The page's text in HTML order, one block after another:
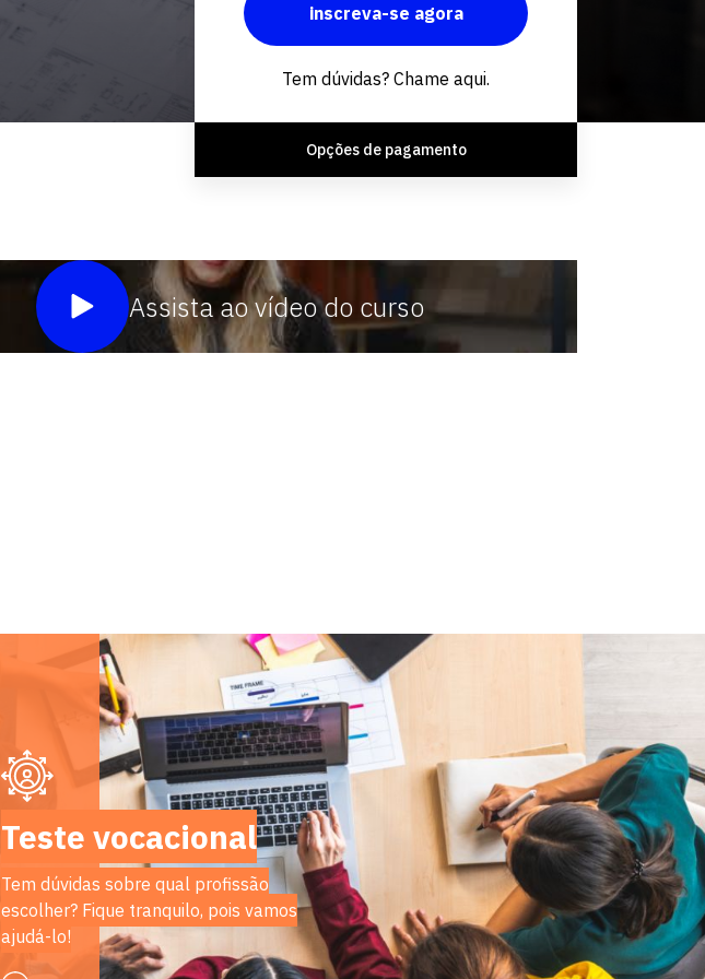
Fale conosco
inscreva-se agora
Tem dúvidas? Chame aqui.
Opções de pagamento
Assista ao vídeo do curso
Teste vocacional
Tem dúvidas sobre qual profissão
escolher? Fique tranquilo, pois vamos
ajudá-lo!